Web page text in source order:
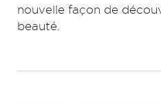
nouvelle façon de
beauté.